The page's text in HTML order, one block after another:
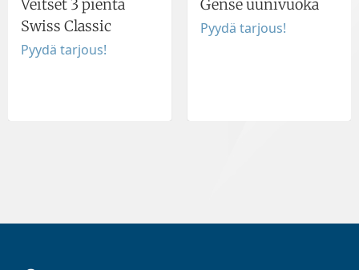
Veitset 3 pientä
Swiss Classic
Pyydä tarjous!
Gense uunivuoka
Pyydä tarjous!